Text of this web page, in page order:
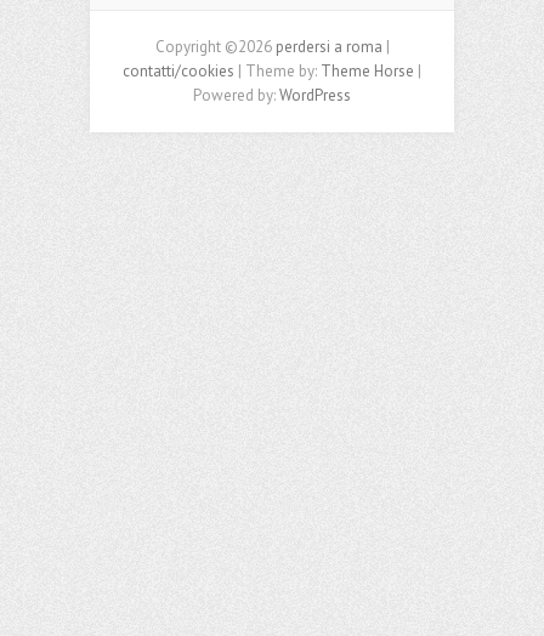
Copyright ©2026 perdersi a roma |
contatti/cookies | Theme by: Theme Horse |
Powered by:WordPress